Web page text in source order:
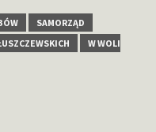
SAMORZĄD
W WOLI